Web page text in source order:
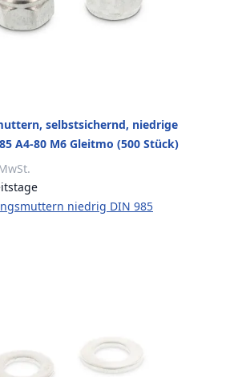
selbstsichernd, niedrige
A4-80 M6 Gleitmo (500 Stück)
niedrig DIN 985